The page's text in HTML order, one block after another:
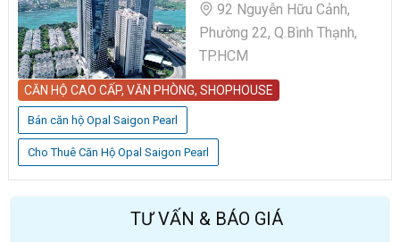
92 Nguyễn Hữu Cảnh,
Phường 22, Q.Bình Thạnh,
TP.HCM
CĂN HỘ CAO CẤP, VĂN PHÒNG, SHOPHOUSE
Bán căn hộ Opal Saigon Pearl
Cho Thuê Căn Hộ Opal Saigon Pearl
TƯ VẤN & BÁO GIÁ